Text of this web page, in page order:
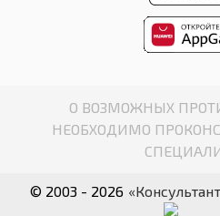
О ВОЗМОЖНЫХ
НЕОБХОДИМО
© 2003 - 2026